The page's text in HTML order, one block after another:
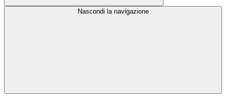
Nascondi la navigazione